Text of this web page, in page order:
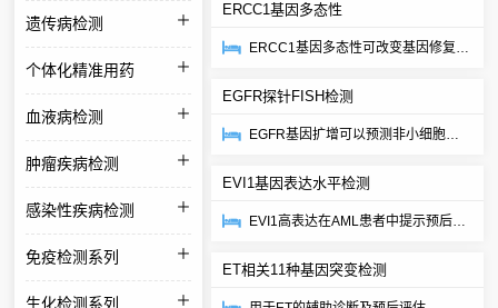
遗传病检测
个体化精准用药
血液病检测
肿瘤疾病检测
感染性疾病检测
免疫检测系列
生化检测系列
种肿瘤铂类化疗...
ERCC1基因多态性
ERCC1基因多态性可改变基因修复能
变可引起患者对铂...
EGFR探针FISH检测
EGFR基因扩增可以预测非小细胞肺
（厄罗替尼）等酪...
EVI1基因表达水平检测
EVI1高表达在AML患者中提示预后不
ET相关11种基因突变检测